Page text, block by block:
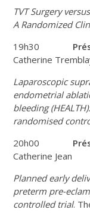
TVT Surgery
A Randomized
19h30
Catherine
Laparoscopic
endometrial
bleeding
randomised
20h00
Catherine Jean
Planned early
preterm pre-
controlled trial.